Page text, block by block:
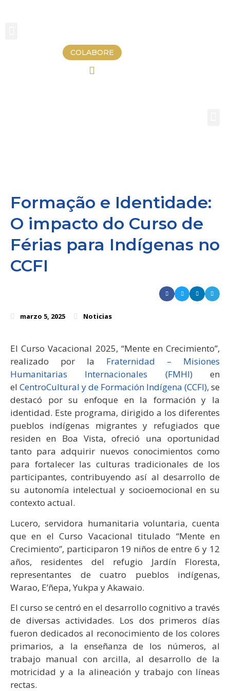
COLABORE
Formação e Identidade:
O impacto do Curso de
Férias para Indígenas no
CCFI
marzo 5, 2025 Noticias
El Curso Vacacional 2025, “Mente en Crecimiento”,
realizado por la Fraternidad – Misiones
Humanitarias Internacionales (FMHI) en
el CentroCultural y de Formación Indígena (CCFI), se
destacó por su enfoque en la formación y la
identidad. Este programa, dirigido a los diferentes
pueblos indígenas migrantes y refugiados que
residen en Boa Vista, ofreció una oportunidad
tanto para adquirir nuevos conocimientos como
para fortalecer las culturas tradicionales de los
participantes, contribuyendo así al desarrollo de
su autonomía intelectual y socioemocional en su
contexto actual.
Lucero, servidora humanitaria voluntaria, cuenta
que en el Curso Vacacional titulado “Mente en
Crecimiento”, participaron 19 niños de entre 6 y 12
años, residentes del refugio Jardín Floresta,
representantes de cuatro pueblos indígenas,
Warao, E’ñepa, Yukpa y Akawaio.
El curso se centró en el desarrollo cognitivo a través
de diversas actividades. Los dos primeros días
fueron dedicados al reconocimiento de los colores
primarios, a la enseñanza de los números, al
trabajo manual con arcilla, al desarrollo de la
motricidad y a la alineación y trabajo con líneas
rectas.